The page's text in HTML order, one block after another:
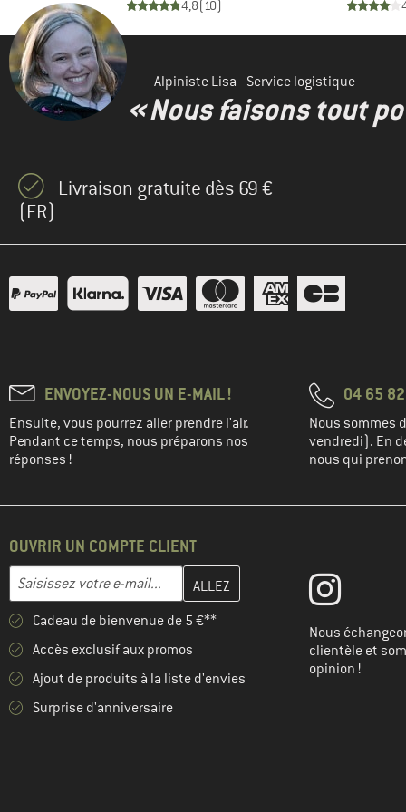
The North Face
Vaude
Whistler (1)
4,8(10)
Alpiniste Lisa - Service logistique
« Nous faisons tout
Livraison gratuite dès 69 €
(FR)
ENVOYEZ-NOUS UN E-MAIL !
Ensuite, vous pourrez aller prendre l'air.
Pendant ce temps, nous préparons nos
réponses !
04 65
Nous sommes
vendredi). En
nous qui
OUVRIR UN COMPTE CLIENT
Adresse e-mail
Entrez votre adresse e-mail ici et créez votre compte client à la
Cadeau de bienvenue de 5 €**
Accès exclusif aux promos
Ajout de produits à la liste d'envies
Surprise d'anniversaire
Nous
clientèle et
opinion !